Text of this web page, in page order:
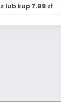
lub kup 7.99 zł